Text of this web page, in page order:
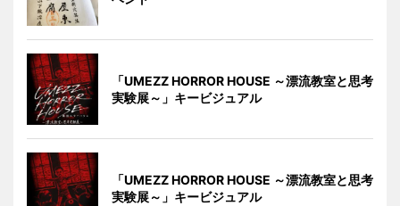
「UMEZZ HORROR HOUSE ～漂流教室と思考
実験展～」キービジュアル
「UMEZZ HORROR HOUSE ～漂流教室と思考
実験展～」キービジュアル